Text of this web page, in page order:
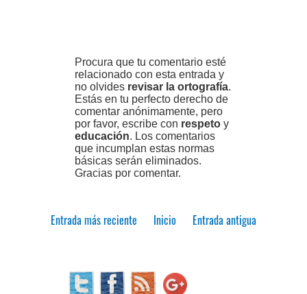
Procura que tu comentario esté
relacionado con esta entrada y
no olvides revisar la ortografía.
Estás en tu perfecto derecho de
comentar anónimamente, pero
por favor, escribe con respeto y
educación. Los comentarios
que incumplan estas normas
básicas serán eliminados.
Gracias por comentar.
Entrada más reciente Entrada antigua
Inicio